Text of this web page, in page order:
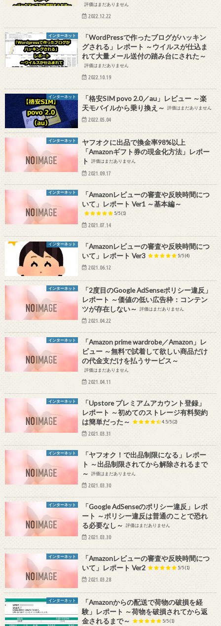
評価はまだありません
2022.12.22
インターネット
「WordPressで作ったブログがハッキン
グされる」レポート ～ウイルスが仕込ま
れて大量メール送付の踏み台にされた～
評価はまだありません
2022.10.19
インターネット
「格安SIM povo 2.0／au」レビュー ～楽
天モバイルから乗り換え～
評価はまだありません
2022.05.04
インターネット
ヤフオクに出品で換金率98%以上
「Amazonギフト券の現金化方法」レポー
ト
評価はまだありません
2021.09.17
インターネット
「Amazonレビューの審査や反映時間につ
いて」レポート Ver1 ～基本編～
5/5 (1)
2021.07.14
インターネット
「Amazonレビューの審査や反映時間につ
いて」レポート Ver3
5/5 (4)
2021.06.12
インターネット
「2度目のGoogle AdSenseポリシー違反」
レポート ～価値の低い広告枠：コンテン
ツが存在しない～
評価はまだありません
2021.04.22
インターネット
「Amazon prime wardrobe／Amazon」レ
ビュー ～無料で試着して欲しい商品だけ
の代金支だけを払うサービス～
評価はまだありません
2021.04.11
インターネット
「Upstore プレミアムアカウント登録」
レポート ～初めてのストレージ有料契約
は簡単だった～
4.5/5 (2)
2021.03.31
インターネット
「ヤフオク！で出品制限になる」レポー
ト ～出品制限されてから解除されるまで
～
評価はまだありません
2021.03.30
インターネット
「Google AdSenseのポリシー違反」レポ
ート ～ポリシー違反は普通のことで恐れ
る必要なし～
評価はまだありません
2021.03.30
インターネット
「Amazonレビューの審査や反映時間につ
いて」レポート Ver2
5/5 (1)
2021.03.28
インターネット
「Amazonからの配送で荷物の破損を経
験」レポート ～荷物を破損されてから返
金されるまで～
5/5 (1)